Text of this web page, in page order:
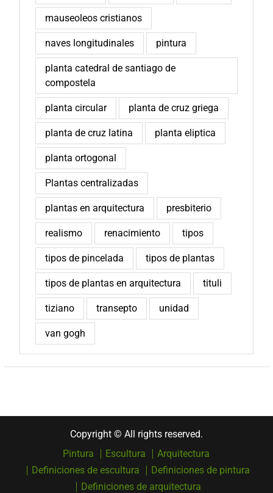
mauseoleos cristianos
naves longitudinales pintura
planta catedral de santiago de
compostela
planta circular planta de cruz griega
planta de cruz latina planta eliptica
planta ortogonal
Plantas centralizadas
plantas en arquitectura presbiterio
realismo renacimiento tipos
tipos de pincelada tipos de plantas
tipos de plantas en arquitectura tituli
tiziano transepto unidad
van gogh
Copyright © All rights reserved.
Pintura
Escultura
Arquitectura
Definiciones de escultura
Definiciones de pintura
Definiciones de arquitectura